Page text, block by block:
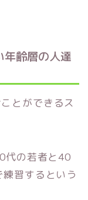
年齢層の人達
とができるス
代の若者と40
習するという